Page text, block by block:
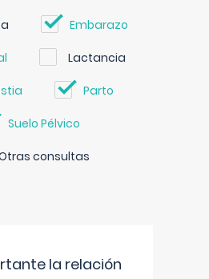
Embarazo
Lactancia
Parto
Suelo Pélvico
consultas
la relación